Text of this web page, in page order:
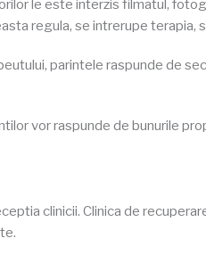
le este interzis filmatul,
regula, se intrerupe
parintele raspunde de
vor raspunde de bunurile
clinicii. Clinica de